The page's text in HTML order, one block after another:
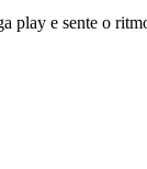
play e sente o